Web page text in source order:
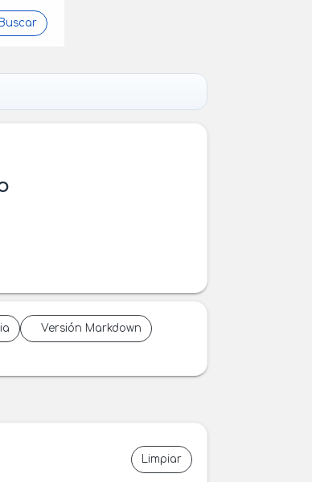
Buscar
Versión Markdown
Limpiar